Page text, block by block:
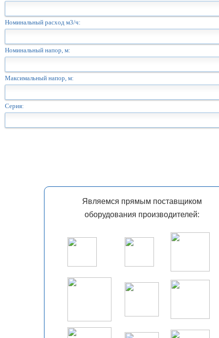
Номинальный расход м3/ч:
Номинальный напор, м:
Максимальный напор, м:
Серия:
Являемся прямым поставщиком
оборудования производителей: